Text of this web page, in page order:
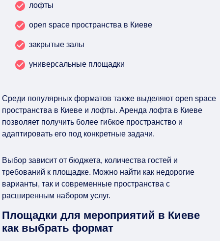
лофты
open space пространства в Киеве
закрытые залы
универсальные площадки
Среди популярных форматов также выделяют open space
пространства в Киеве и лофты. Аренда лофта в Киеве
позволяет получить более гибкое пространство и
адаптировать его под конкретные задачи.
Выбор зависит от бюджета, количества гостей и
требований к площадке. Можно найти как недорогие
варианты, так и современные пространства с
расширенным набором услуг.
Площадки для мероприятий в Киеве
как выбрать формат